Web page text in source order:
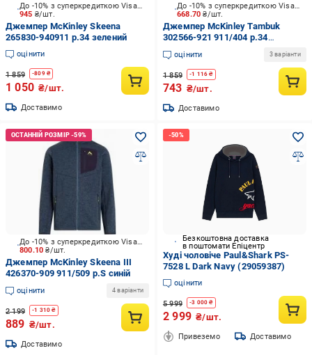
945 ₴/шт.
До -10% з суперкредиткою Visa Вигода
Джемпер McKinley Skeena
265830-940911 р.34 зелений
оцінити
1 859 -809₴
1 050 ₴/шт.
Доставимо
668.70₴/шт.
До -10% з суперкредиткою Visa Вигода
Джемпер McKinley Tambuk
302566-921 911/404 р.34
рожевий
оцінити 3 варіанти
1 859 -1 116 ₴
743 ₴/шт.
Доставимо
800.10₴/шт.
До -10% з суперкредиткою Visa Вигода
Джемпер McKinley Skeena III
426370-909 911/509 р.S синій
оцінити 4 варіанти
2 199 -1 310 ₴
889 ₴/шт.
Доставимо
Безкоштовна доставка
в поштомати Епіцентр
Худі чоловіче Paul&Shark PS-
7528 L Dark Navy (29059387)
оцінити
5 999 -3 000 ₴
2 999 ₴/шт.
Привеземо Доставимо